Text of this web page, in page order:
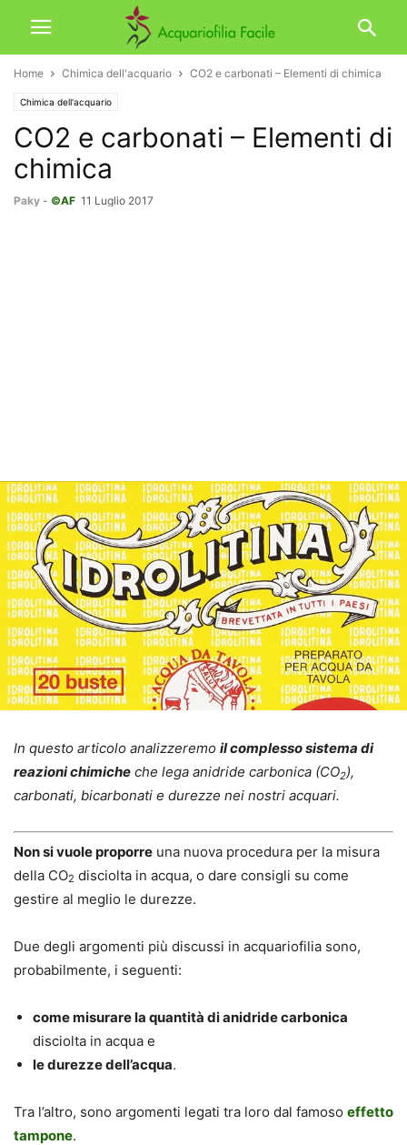
Home Chimica dell'acquario CO2 e carbonati – Elementi di chimica
Chimica dell'acquario
CO2 e carbonati – Elementi di
chimica
Paky - ©AF 11 Luglio 2017
In questo articolo analizzeremo il complesso sistema di
reazioni chimiche che lega anidride carbonica (CO2),
carbonati, bicarbonati e durezze nei nostri acquari.
Non si vuole proporre una nuova procedura per la misura
della CO2 disciolta in acqua, o dare consigli su come
gestire al meglio le durezze.
Due degli argomenti più discussi in acquariofilia sono,
probabilmente, i seguenti:
come misurare la quantità di anidride carbonica
disciolta in acqua e
le durezze dell’acqua.
Tra l’altro, sono argomenti legati tra loro dal famoso effetto
tampone.